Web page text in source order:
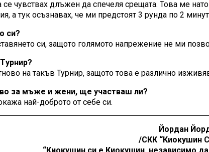
чувствах длъжен да спечеля срещата. Това ме
а тук осъзнавах, че ми предстоят 3 рунда по 2
си?
си, защото голямото напрежение не ми
на такъв Турнир, защото това е различно
за мъже и жени, ще участваш ли?
най-доброто от себе си.
Йордан
/СКК “Киокушин